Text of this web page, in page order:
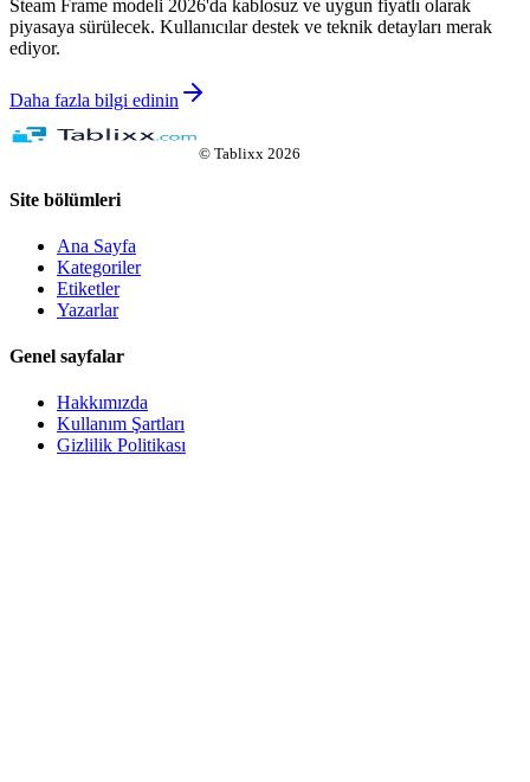
Steam Frame modeli 2026'da kablosuz ve uygun fiyatlı olarak
piyasaya sürülecek. Kullanıcılar destek ve teknik detayları merak
ediyor.
Daha fazla bilgi edinin
© Tablixx 2026
Site bölümleri
Ana Sayfa
Kategoriler
Etiketler
Yazarlar
Genel sayfalar
Hakkımızda
Kullanım Şartları
Gizlilik Politikası